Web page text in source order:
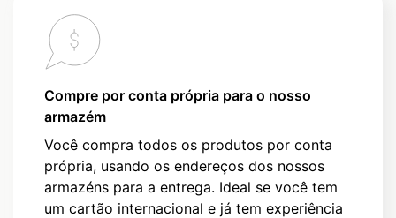
Compre por conta própria para o nosso
armazém
Você compra todos os produtos por conta
própria, usando os endereços dos nossos
armazéns para a entrega. Ideal se você tem
um cartão internacional e já tem experiência